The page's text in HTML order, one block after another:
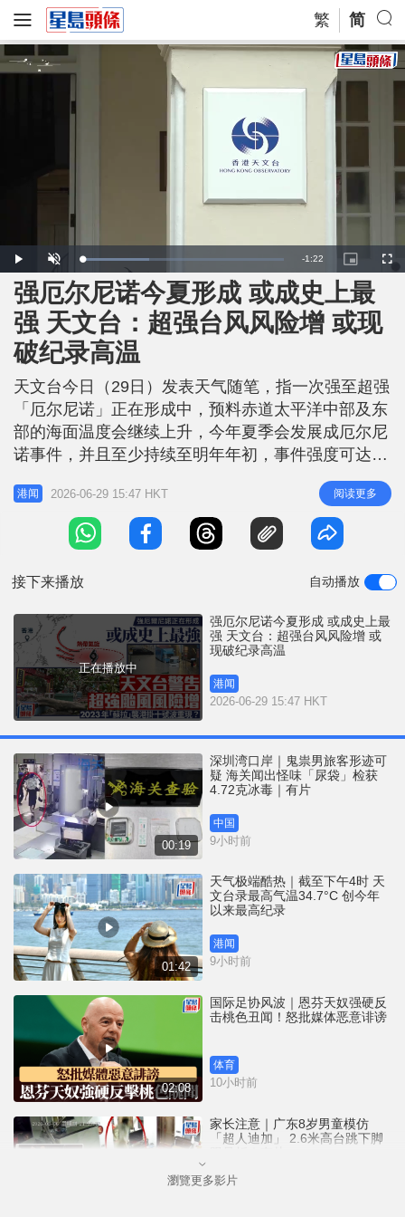
繁 简
P
l
a
y
U
n
m
u
t
L
o
a
d
:
3
3
.
6
3
R
e
m
n
-1:22
P
i
c
t
u
r
e
-
i
c
t
r
e
F
u
强厄尔尼诺今夏形成 或成史上最
强 天文台：超强台风风险增 或现
破纪录高温
天文台今日（29日）发表天气随笔，指一次强至超强
「厄尔尼诺」正在形成中，预料赤道太平洋中部及东
部的海面温度会继续上升，今年夏季会发展成厄尔尼
诺事件，并且至少持续至明年年初，事件强度可达到
强至超强级别。倘若这极端预测最终成真，意味可能
刷新历史纪录，成为有记录以来最强的厄尔尼诺事
件。 热带气旋生成位置偏东 增超强台风机会 厄尔尼
诺（El Niño）是指赤道太平洋中部和东部海面温度变
港闻 2026-06-29 15:47 HKT 阅读更多
接下来播放 自动播放
正在播放中
强厄尔尼诺今夏形成 或成史上最
强 天文台：超强台风风险增 或
现破纪录高温
港闻
2026-06-29 15:47 HKT
00:19
深圳湾口岸｜鬼祟男旅客形迹可
疑 海关闻出怪味「尿袋」检获
4.72克冰毒｜有片
中国
9小时前
01:42
天气极端酷热｜截至下午4时 天
文台录最高气温34.7°C 创今年
以来最高纪录
港闻
9小时前
02:08
国际足协风波｜恩芬天奴强硬反
击桃色丑闻！怒批媒体恶意诽谤
体育
10小时前
家长注意｜广东8岁男童模仿
「超人迪加」 2.6米高台跳下脚
中国
瀏覽更多影片